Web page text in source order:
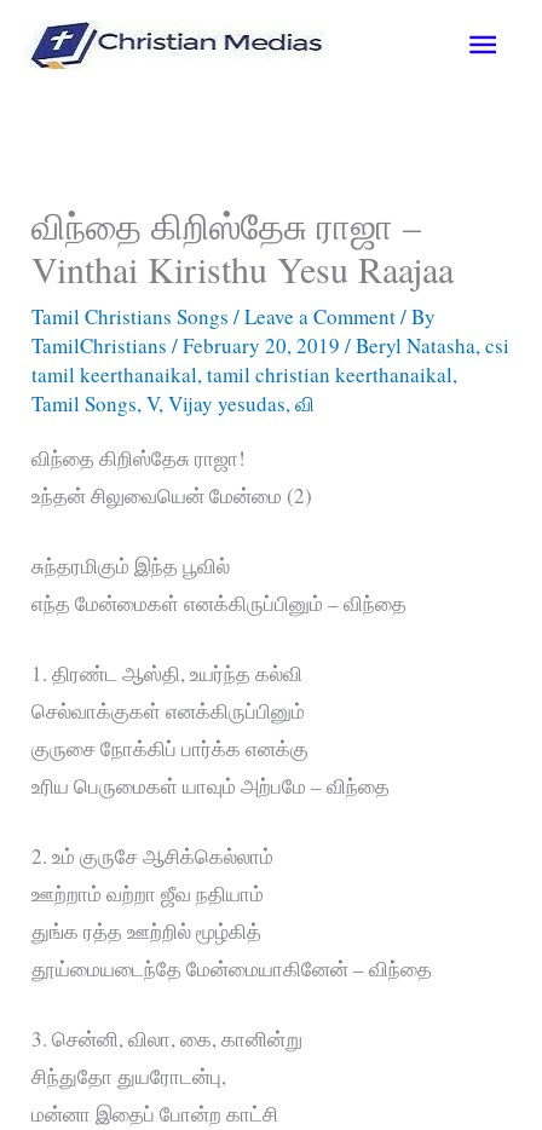
Main
விந்தை கிறிஸ்தேசு ராஜா –
Vinthai Kiristhu Yesu Raajaa
Tamil Christians Songs /Leave a Comment/ By
TamilChristians/February 20, 2019/Beryl Natasha,csi
tamil keerthanaikal,tamil christian keerthanaikal,
Tamil Songs,V,Vijay yesudas,வி
விந்தை கிறிஸ்தேசு ராஜா!
உந்தன் சிலுவையென் மேன்மை (2)
சுந்தரமிகும் இந்த பூவில்
எந்த மேன்மைகள் எனக்கிருப்பினும் – விந்தை
1. திரண்ட ஆஸ்தி, உயர்ந்த கல்வி
செல்வாக்குகள் எனக்கிருப்பினும்
குருசை நோக்கிப் பார்க்க எனக்கு
உரிய பெருமைகள் யாவும் அற்பமே – விந்தை
2. உம் குருசே ஆசிக்கெல்லாம்
ஊற்றாம் வற்றா ஜீவ நதியாம்
துங்க ரத்த ஊற்றில் மூழ்கித்
தூய்மையடைந்தே மேன்மையாகினேன் – விந்தை
3. சென்னி, விலா, கை, கானின்று
சிந்துதோ துயரோடன்பு,
மன்னா இதைப் போன்ற காட்சி